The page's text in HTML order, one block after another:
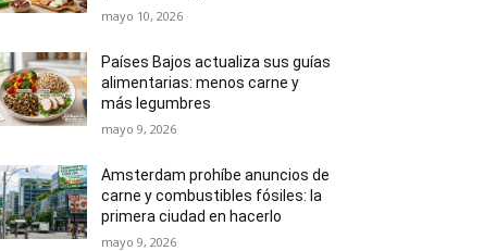
mayo 10, 2026
Países Bajos actualiza sus guías
alimentarias: menos carne y
más legumbres
mayo 9, 2026
Amsterdam prohíbe anuncios de
carne y combustibles fósiles: la
primera ciudad en hacerlo
mayo 9, 2026